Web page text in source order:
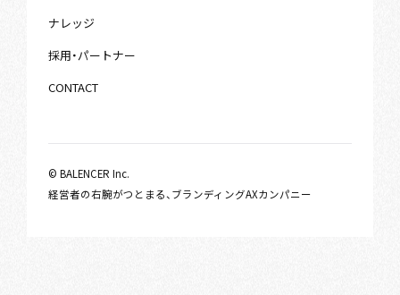
ナレッジ
採用・パートナー
CONTACT
© BALENCER Inc.
経営者の右腕がつとまる、ブランディングAXカンパニー